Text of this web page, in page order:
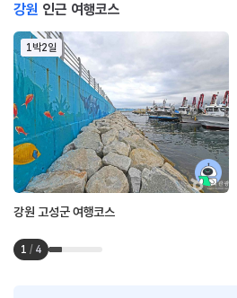
강원 인근 여행코스
1박2일
강원 고성군 여행코스
1 / 4